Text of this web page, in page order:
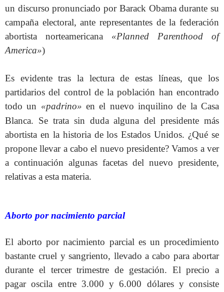
un discurso pronunciado por Barack Obama durante su
campaña electoral, ante representantes de la federación
abortista norteamericana «Planned Parenthood of
America»)
Es evidente tras la lectura de estas líneas, que los
partidarios del control de la población han encontrado
todo un «padrino» en el nuevo inquilino de la Casa
Blanca. Se trata sin duda alguna del presidente más
abortista en la historia de los Estados Unidos. ¿Qué se
propone llevar a cabo el nuevo presidente? Vamos a ver
a continuación algunas facetas del nuevo presidente,
relativas a esta materia.
Aborto por nacimiento parcial
El aborto por nacimiento parcial es un procedimiento
bastante cruel y sangriento, llevado a cabo para abortar
durante el tercer trimestre de gestación. El precio a
pagar oscila entre 3.000 y 6.000 dólares y consiste